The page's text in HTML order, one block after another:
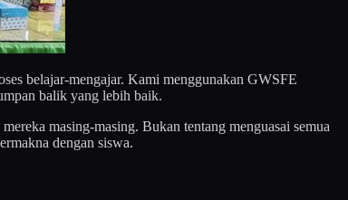
belajar-mengajar. Kami menggunakan GWSFE
balik yang lebih baik.
masing-masing. Bukan tentang menguasai semua
dengan siswa.